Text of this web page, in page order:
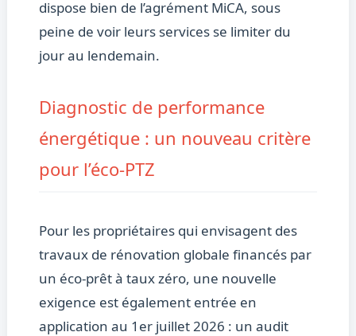
dispose bien de l’agrément MiCA, sous
peine de voir leurs services se limiter du
jour au lendemain.
Diagnostic de performance
énergétique : un nouveau critère
pour l’éco-PTZ
Pour les propriétaires qui envisagent des
travaux de rénovation globale financés par
un éco-prêt à taux zéro, une nouvelle
exigence est également entrée en
application au 1er juillet 2026 : un audit